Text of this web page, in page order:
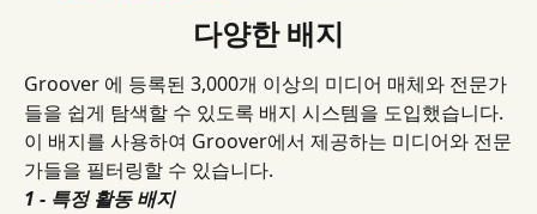
다양한 배지
Groover 에 등록된 3,000개 이상의 미디어 매체와 전문가
들을 쉽게 탐색할 수 있도록 배지 시스템을 도입했습니다.
이 배지를 사용하여 Groover에서 제공하는 미디어와 전문
가들을 필터링할 수 있습니다.
1 - 특정 활동 배지